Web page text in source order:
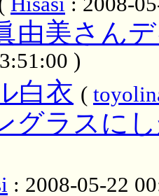
由美さん
)
白衣 (
グラスに
: 2008-05-22